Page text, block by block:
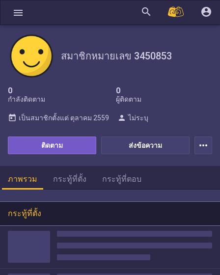
menu search account_circle
สมาชิกหมายเลข 3450853
0
กำลังติดตาม
0
ผู้ติดตาม
ส่งข้อความ
ติดตาม
today เป็นสมาชิกตั้งแต่ ตุลาคม 2559 person ไม่ระบุ
more_horiz
ภาพรวม กระทู้ที่ตั้ง กระทู้ที่ตอบ
กระทู้ที่ตั้ง